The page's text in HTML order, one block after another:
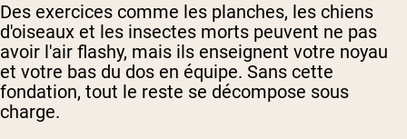
Des exercices comme les planches, les chiens
d'oiseaux et les insectes morts peuvent ne pas
avoir l'air flashy, mais ils enseignent votre noyau
et votre bas du dos en équipe. Sans cette
fondation, tout le reste se décompose sous
charge.